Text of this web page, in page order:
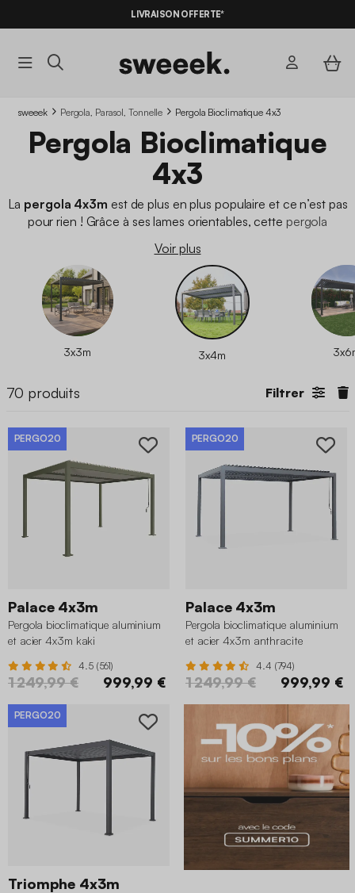
BONS PLANS* AVEC LECODE SUMMER10
LIVRAISON OFFERTE*
sweeek Pergola, Parasol, Tonnelle Pergola Bioclimatique 4x3
Pergola Bioclimatique
4x3
La pergola 4x3m est de plus en plus populaire et ce n’est pas
pour rien ! Grâce à ses lames orientables, cette pergola
profiter de votre jardin presque toute l’année
elle est fabriquée avec des
matériaux solides
et parfaitement
adaptée pour une utilisation extérieure! Alors, vous vous
laissez tenter ?
Voir plus
3x3m 3x4m
70 produits Filtrer
PERGO20
Palace 4x3m
Pergola bioclimatique aluminium
et acier 4x3m kaki
4.5 (561)
1 249,99 € 999,99 €
PERGO20
Palace 4x3m
Pergola bioclimatique aluminium
et acier 4x3m anthracite
4.4 (794)
1 249,99 € 999,99 €
PERGO20
Triomphe 4x3m